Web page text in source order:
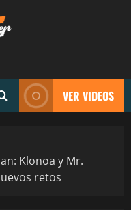
VER VIDEOS
Klonoa y Mr.
retos